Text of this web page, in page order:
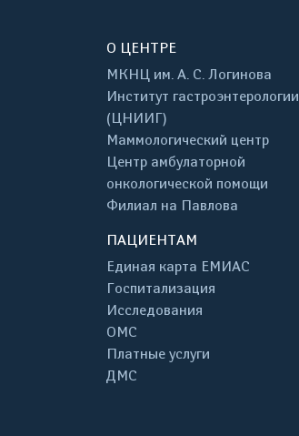
О ЦЕНТРЕ
МКНЦ им. А. С. Логинова
Институт гастроэнтерологии
(ЦНИИГ)
Маммологический центр
Центр амбулаторной
онкологической помощи
Филиал на Павлова
ПАЦИЕНТАМ
Единая карта ЕМИАС
Госпитализация
Исследования
ОМС
Платные услуги
ДМС